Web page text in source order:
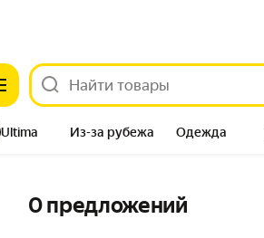
Ultima Из-за рубежа Одежда
0 предложений